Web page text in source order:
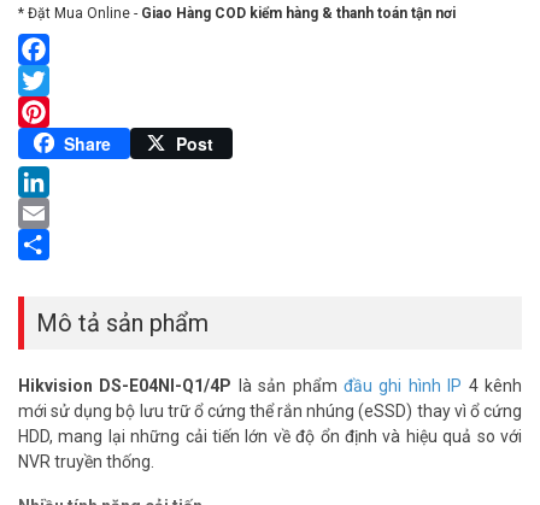
* Đặt Mua Online - Giao Hàng COD kiểm hàng & thanh toán tận nơi
Facebook
Twitter
Pinterest
Share Post
LinkedIn
Email
Mô tả sản phẩm
Hikvision DS-E04NI-Q1/4P là sản phẩmđầu ghi hình IP 4 kênh
mới sử dụng bộ lưu trữ ổ cứng thể rắn nhúng (eSSD) thay vì ổ cứng
HDD, mang lại những cải tiến lớn về độ ổn định và hiệu quả so với
NVR truyền thống. ​